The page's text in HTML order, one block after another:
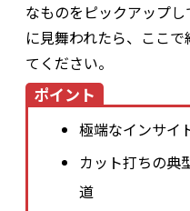
なものをピックアップ
に見舞われたら、ここ
てください。
ポイント
極端なインサイ
カット打ちの典
道